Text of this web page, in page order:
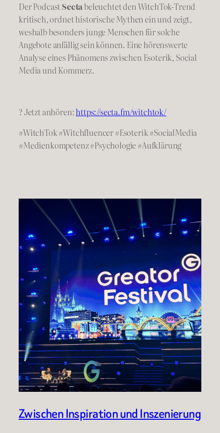
Der PodcastSectabeleuchtet den WitchTok-Trend
kritisch, ordnet historische Mythen ein und zeigt,
weshalb besonders junge Menschen für solche
Angebote anfällig sein können. Eine hörenswerte
Analyse eines Phänomens zwischen Esoterik, Social
Media und Kommerz.
? Jetzt anhören:https://secta.fm/witchtok/
#WitchTok #Witchfluencer #Esoterik #SocialMedia
#Medienkompetenz #Psychologie #Aufklärung
Zwischen Inspiration und Inszenierung